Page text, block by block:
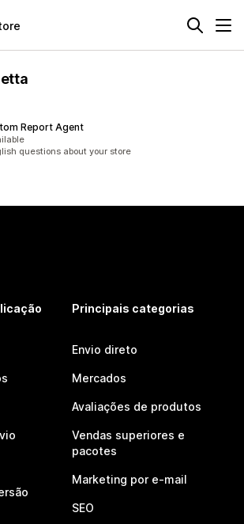
Report Agent
questions about your store
Principais categorias
Envio direto
Mercados
Avaliações de produtos
Vendas superiores e
pacotes
Marketing por e-mail
SEO